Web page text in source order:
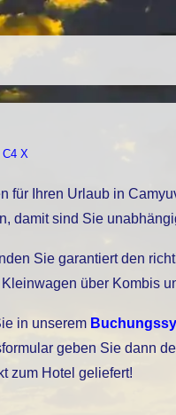
X
damit sind Sie
über Kombis
in unserem
geben Sie dann
zum Hotel geliefert!